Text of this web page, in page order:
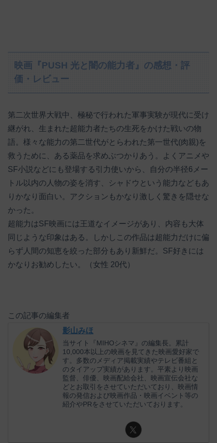
映画『PUSH 光と闇の能力者』の感想・評
価・レビュー
第二次世界大戦中、極秘で行われた軍事実験が現代に受け
継がれ、生まれた超能力者たちの生死をかけた戦いの物
語。様々な能力の第二世代がとらわれた第一世代(肉親)を
救うために、ある薬品を求めぶつかりあう。よくアニメや
SF小説などにも登場する引力使いから、自分の半径6メー
トル以内の人物の姿を消す、シャドウという能力などもあ
りかなり面白い。アクションもかなり激しく驚きを隠せな
かった。
超能力はSF映画には王道なイメージがあり、内容も大体
同じような印象はある。しかしこの作品は超能力だけに偏
らず人間の知恵を絞った部分もあり新鮮だ。SF好きには
かなりお勧めしたい。（女性 20代）
この記事の編集者
影山みほ
当サイト『MIHOシネマ』の編集長。累計
10,000本以上の映画を見てきた映画愛好家で
す。多数のメディア掲載実績やテレビ番組と
のタイアップ実績があります。平素より映画
監督、俳優、映画配給会社、映画宣伝会社な
どとお取引をさせていただいており、映画情
報の発信および映画作品・映画イベント等の
紹介やPRをさせていただいております。